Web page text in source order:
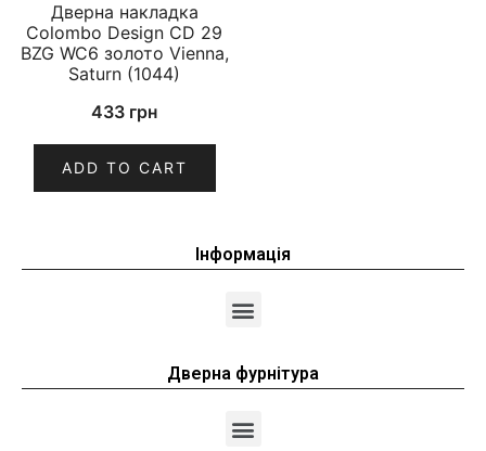
Дверна накладка
Colombo Design CD 29
BZG WC6 золото Vienna,
Saturn (1044)
433 грн
ADD TO CART
Інформація
Дверна фурнітура